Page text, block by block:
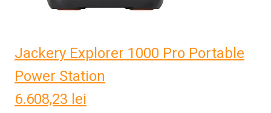
Jackery Explorer 1000 Pro Portable
Power Station
6.608,23 lei